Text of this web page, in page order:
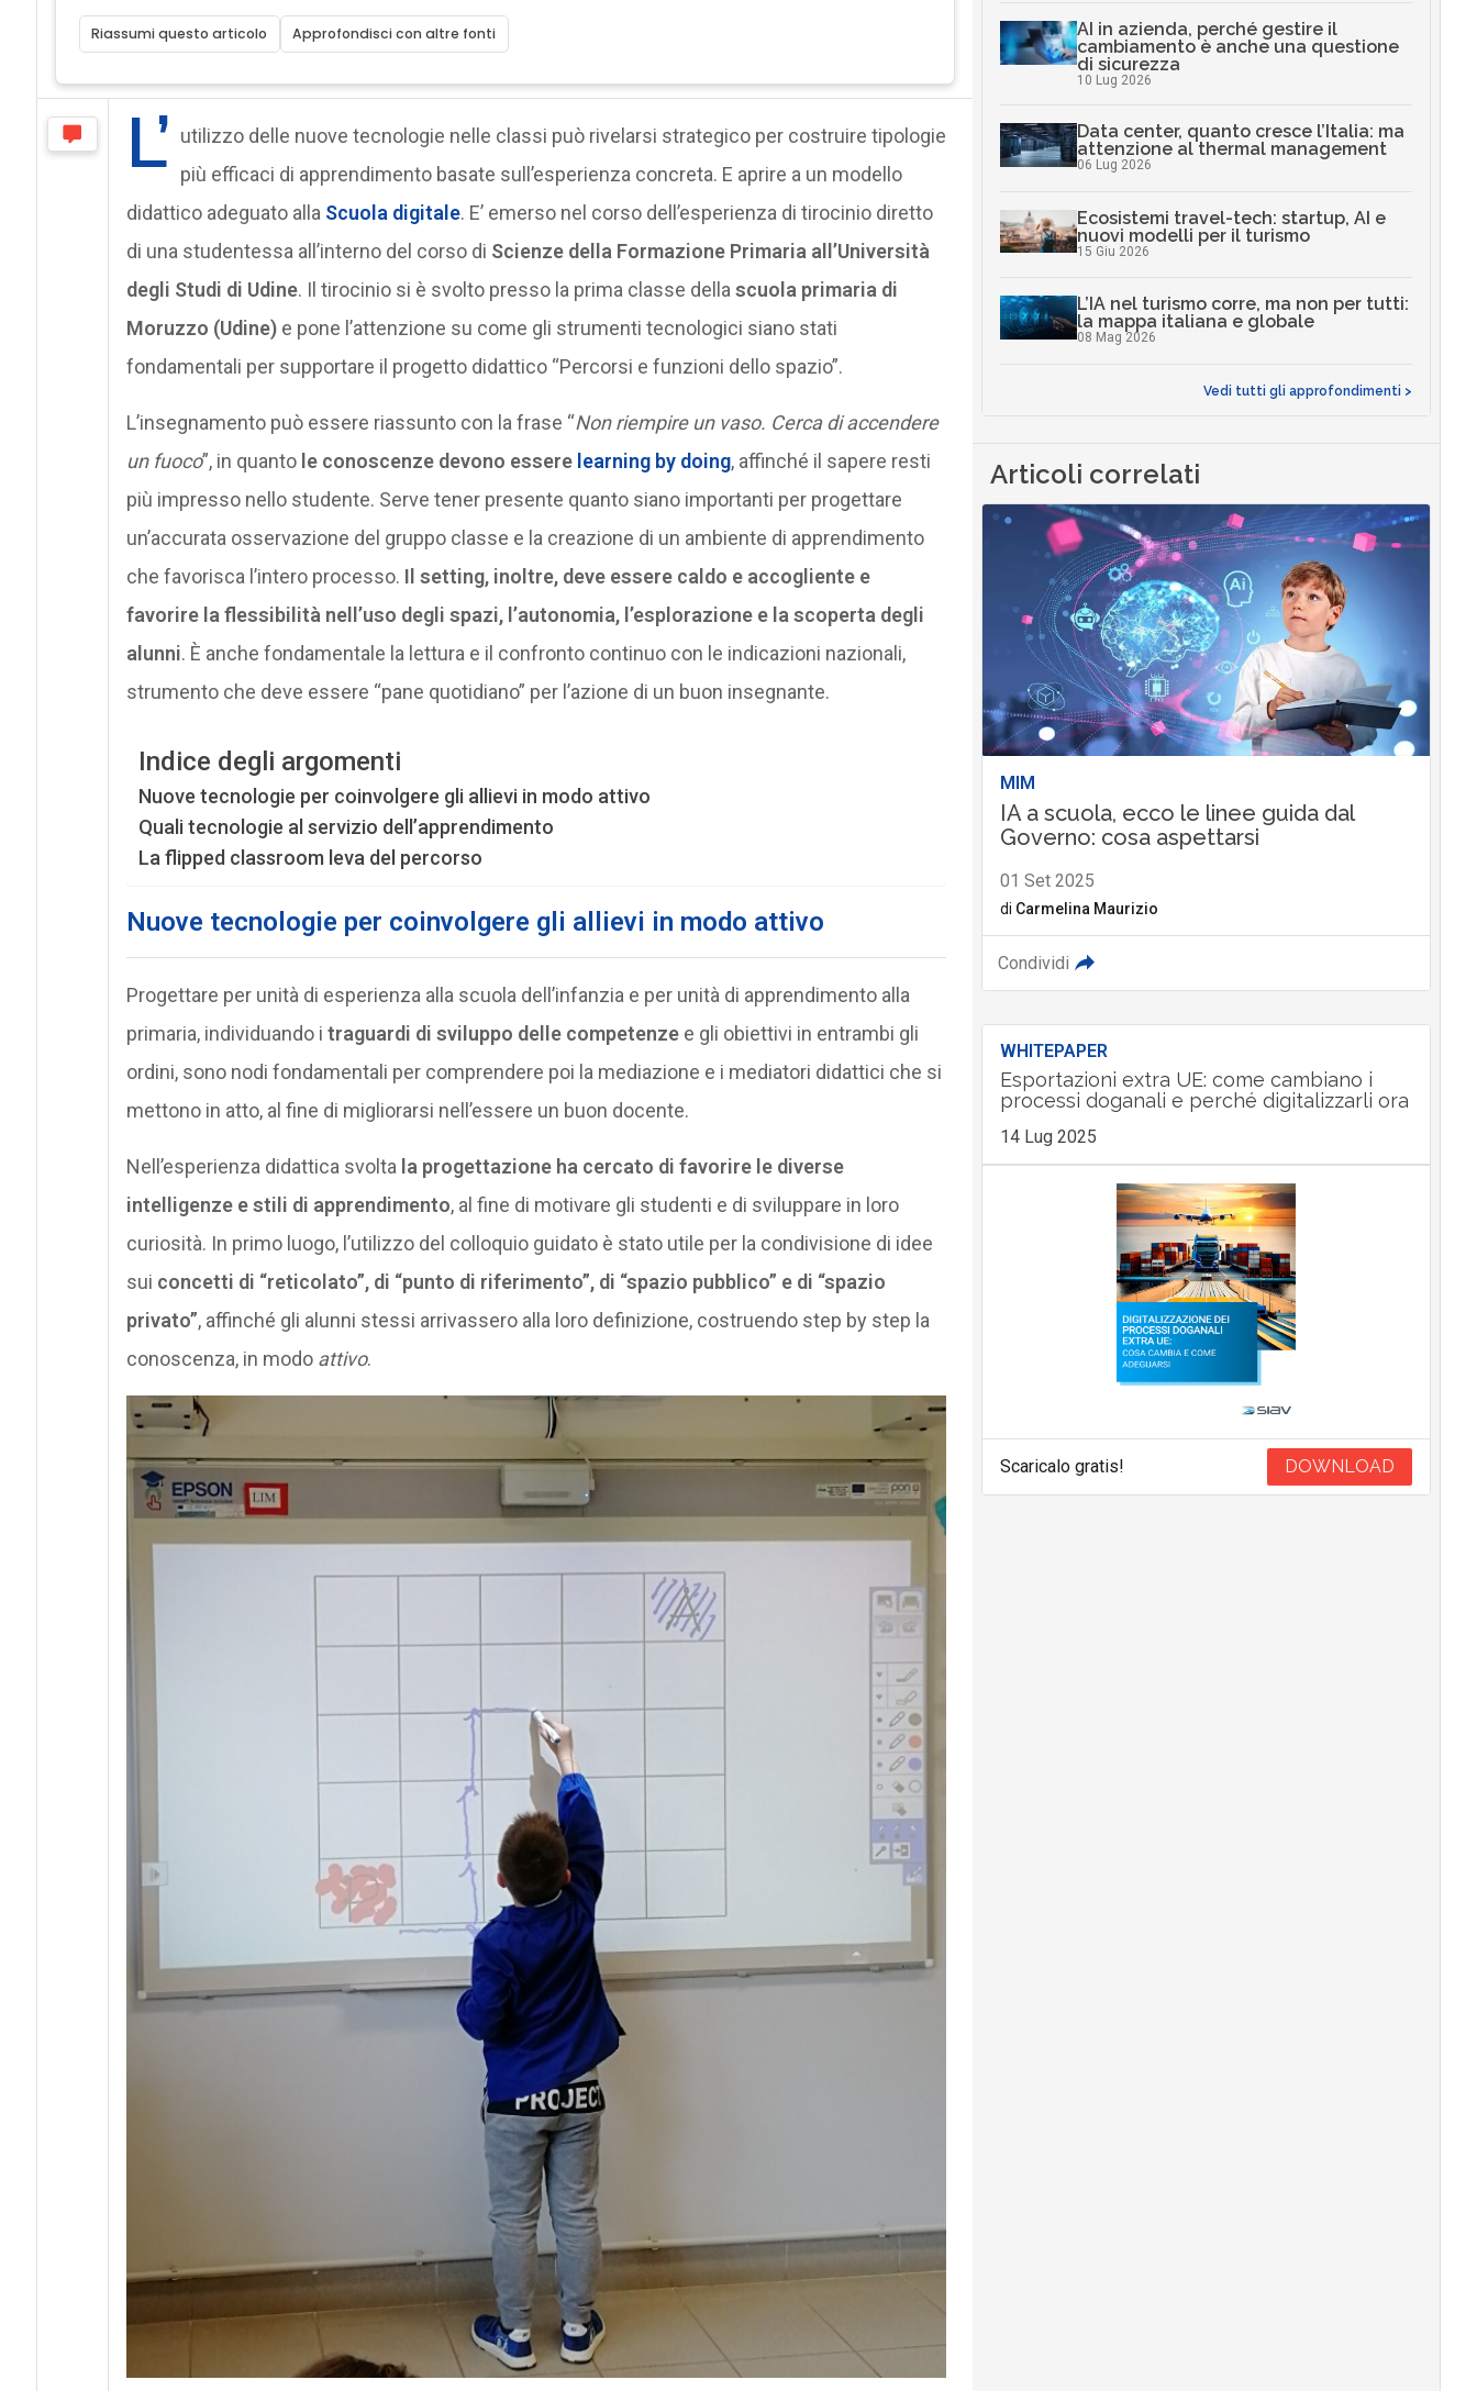
Riassumi questo articolo Approfondisci con altre fonti
L’ utilizzo delle nuove tecnologie nelle classi può rivelarsi strategico per costruire tipologie
più efficaci di apprendimento basate sull’esperienza concreta. E aprire a un modello
didattico adeguato alla Scuola digitale. E’ emerso nel corso dell’esperienza di tirocinio diretto
di una studentessa all’interno del corso di Scienze della Formazione Primaria all’Università
degli Studi di Udine. Il tirocinio si è svolto presso la prima classe della scuola primaria di
Moruzzo (Udine)e pone l’attenzione su come gli strumenti tecnologici siano stati
fondamentali per supportare il progetto didattico “Percorsi e funzioni dello spazio”.
L’insegnamento può essere riassunto con la frase “Non riempire un vaso. Cerca di accendere
un fuoco”, in quanto le conoscenze devono essere learning by doing, affinché il sapere resti
più impresso nello studente. Serve tener presente quanto siano importanti per progettare
un’accurata osservazione del gruppo classe e la creazione di un ambiente di apprendimento
che favorisca l’intero processo. Il setting, inoltre, deve essere caldo e accogliente e
favorire la flessibilità nell’uso degli spazi, l’autonomia, l’esplorazione e la scoperta degli
alunni. È anche fondamentale la lettura e il confronto continuo con le indicazioni nazionali,
strumento che deve essere “pane quotidiano” per l’azione di un buon insegnante.
Indice degli argomenti
Nuove tecnologie per coinvolgere gli allievi in modo attivo
Quali tecnologie al servizio dell’apprendimento
La flipped classroom leva del percorso
Nuove tecnologie per coinvolgere gli allievi in modo attivo
Progettare per unità di esperienza alla scuola dell’infanzia e per unità di apprendimento alla
primaria, individuando i traguardi di sviluppo delle competenzee gli obiettivi in entrambi gli
ordini, sono nodi fondamentali per comprendere poi la mediazione e i mediatori didattici che si
mettono in atto, al fine di migliorarsi nell’essere un buon docente.
Nell’esperienza didattica svolta la progettazione ha cercato di favorire le diverse
intelligenze e stili di apprendimento, al fine di motivare gli studenti e di sviluppare in loro
curiosità. In primo luogo, l’utilizzo del colloquio guidato è stato utile per la condivisione di idee
sui concetti di “reticolato”, di “punto di riferimento”, di “spazio pubblico” e di “spazio
privato”, affinché gli alunni stessi arrivassero alla loro definizione, costruendo step by step la
conoscenza, in modo attivo.
AI in azienda, perché gestire il
cambiamento è anche una questione
di sicurezza
10 Lug 2026
Data center, quanto cresce l’Italia: ma
attenzione al thermal management
06 Lug 2026
Ecosistemi travel-tech: startup, AI e
nuovi modelli per il turismo
15 Giu 2026
L’IA nel turismo corre, ma non per tutti:
la mappa italiana e globale
08 Mag 2026
Vedi tutti gli approfondimenti >
Articoli correlati
MIM
IA a scuola, ecco le linee guida dal
Governo: cosa aspettarsi
01 Set 2025
di Carmelina Maurizio
Condividi
WHITEPAPER
Esportazioni extra UE: come cambiano i
processi doganali e perché digitalizzarli ora
14 Lug 2025
Scaricalo gratis! DOWNLOAD